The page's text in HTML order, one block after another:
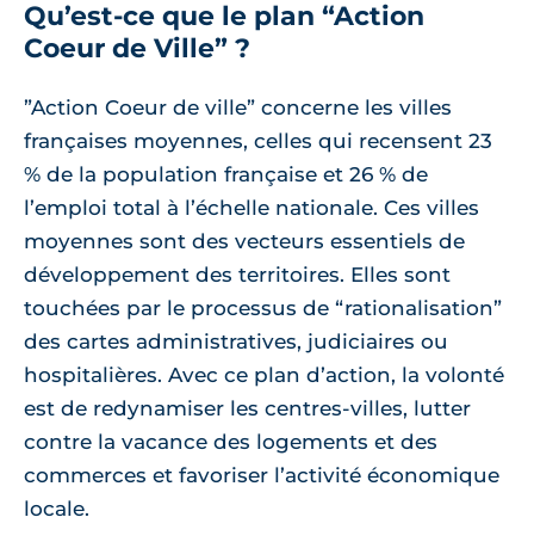
Qu’est-ce que le plan “Action
Coeur de Ville” ?
”Action Coeur de ville” concerne les villes
françaises moyennes, celles qui recensent 23
% de la population française et 26 % de
l’emploi total à l’échelle nationale. Ces villes
moyennes sont des vecteurs essentiels de
développement des territoires. Elles sont
touchées par le processus de “rationalisation”
des cartes administratives, judiciaires ou
hospitalières. Avec ce plan d’action, la volonté
est de redynamiser les centres-villes, lutter
contre la vacance des logements et des
commerces et favoriser l’activité économique
locale.